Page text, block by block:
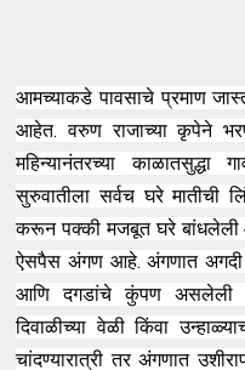
आमच्याकडे पावसाचे प्रमाण
आहेत. वरुण राजाच्या कृपेने
महिन्यानंतरच्या काळातसुद्धा
सुरुवातीला सर्वच घरे मातीची
करून पक्की मजबूत घरे बांधलेली
ऐसपैस अंगण आहे. अंगणात अगदी
आणि दगडांचे कुंपण असलेली
दिवाळीच्या वेळी किंवा
चांदण्यारात्री तर अंगणात